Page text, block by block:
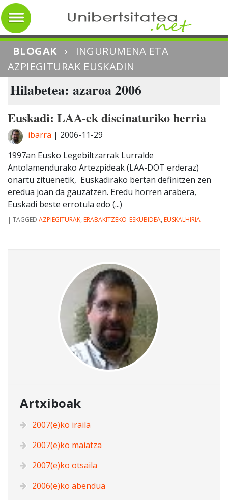
BLOGAK ›
INGURUMENA ETA
AZPIEGITURAK EUSKADIN
Hilabetea: azaroa 2006
Euskadi: LAA-ek diseinaturiko herria
ibarra | 2006-11-29
1997an Eusko Legebiltzarrak Lurralde
Antolamendurako Artezpideak (LAA-DOT erderaz)
onartu zituenetik, Euskadirako bertan definitzen zen
eredua joan da gauzatzen. Eredu horren arabera,
Euskadi beste errotula edo (...)
| TAGGED AZPIEGITURAK, ERABAKITZEKO_ESKUBIDEA, EUSKALHIRIA
Artxiboak
2007(e)ko iraila
2007(e)ko maiatza
2007(e)ko otsaila
2006(e)ko abendua